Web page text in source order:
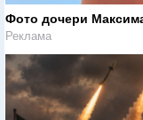
Фото дочери
Реклама